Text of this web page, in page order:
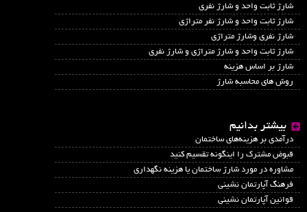
شارژ ثابت واحد و شارژ نفری
شارژ ثابت واحد و شارژ نفر متراژی
شارژ نفری وشارژ متراژی
شارژ ثابت واحد و شارژ متراژی و شارژ نفری
شارژ بر اساس هزینه
روش های محاسبه شارژ
بیشتر بدانیم
درآمدي بر هزينه‌هاي ساختمان
قبوض مشترک را اینگونه تقسیم کنید
مشاوره در مورد شارژ ساختمان یا هزینه نگهداری
فرهنگ آپارتمان نشینی
قوانین آپارتمان نشینی